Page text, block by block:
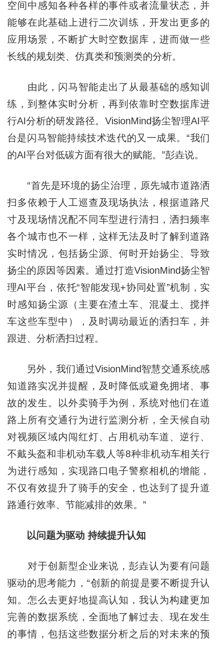
空间中感知各种各样的事件或者流量状态，并
能够在此基础上进行二次训练，开发出更多的
应用场景，不断扩大时空数据库，进而做一些
长线的规划类、仿真类和预测类的分析。
由此，闪马智能走出了从最基础的感知训
练，到整体实时分析，再到依靠时空数据库进
行AI分析的研发路径。VisionMind扬尘智理AI平
台是闪马智能持续技术迭代的又一成果。“我们
的AI平台对低碳方面有很大的赋能。”彭垚说。
“首先是环境的扬尘治理，原先城市道路洒
扫多依赖于人工巡查及现场执法，根据道路尺
寸及现场情况配不同车型进行清扫，洒扫频率
各个城市也不一样，这样无法及时了解到道路
实时情况，包括扬尘源、何时开始扬尘、导致
扬尘的原因等因素。通过打造VisionMind扬尘智
理AI平台，依托“智能发现+协同处置”机制，实
时感知扬尘源（主要在渣土车、混凝土、搅拌
车这些车型中），及时调动最近的洒扫车，并
跟进、分析洒扫过程。
另外，我们通过VisionMind智慧交通系统感
知道路实况并提醒，及时降低或避免拥堵、事
故的发生。以外卖骑手为例，系统对他们在道
路上所有交通行为进行监测分析，全天候自动
对视频区域内闯红灯、占用机动车道、逆行、
不戴头盔和非机动车载人等8种非机动车相关行
为进行感知，实现路口电子警察相机的增能，
不仅有效提升了骑手的安全，也达到了提升道
路通行效率、节能减排的效果。”
以问题为驱动 持续提升认知
对于创新型企业来说，彭垚认为要有问题
驱动的思考能力，“创新的前提是要不断提升认
知。怎么去更好地提高认知，我认为构建更加
完善的数据系统，全面地了解过去、现在发生
的事情，包括这些数据分析之后的对未来的预